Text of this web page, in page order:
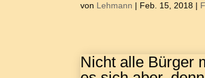
von Lehmann | Feb. 15, 2018 |
Nicht alle Bürger